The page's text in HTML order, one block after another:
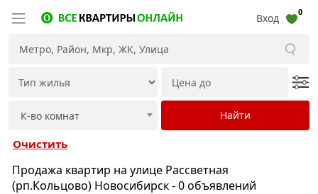
Вход 0
Очистить
Продажа квартир на улице Рассветная
(рп.Кольцово) Новосибирск - 0 объявлений